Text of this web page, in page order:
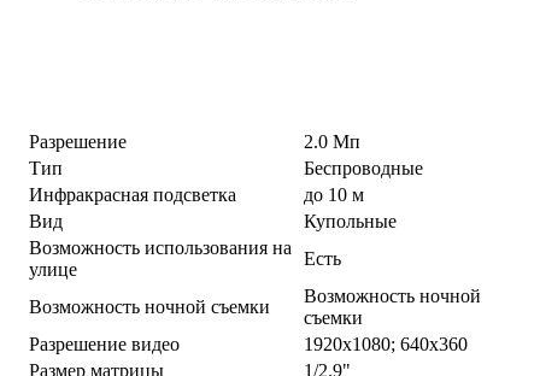
Разрешение
2.0 Мп
Тип
Беспроводные
Инфракрасная подсветка
до 10 м
Вид
Купольные
Возможность использования на
улице
Есть
Возможность ночной съемки
Возможность ночной
съемки
Разрешение видео
1920х1080; 640х360
Размер матрицы
1/2.9"